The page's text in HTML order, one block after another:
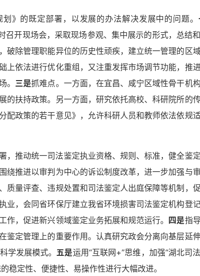
》的既定部署，以发展的办法解决发展中的问题。
开现场会，采取现场参观、集中展示的形式，总结
破除管理职能异位的历史性顽疾，建立统一管理的区
依法进行优化重组，又注重发挥市场调节功能，推
。 三是抓难点。一方面，在宜昌、咸宁区域性骨干机
扶持政策。另一方面，研究依托高校、科研院所的
政策的若干意见》，允许科研人员和教师依法依规
，推动统一司法鉴定执业资格、规则、标准，健全鉴
推进以审判为中心的诉讼制度改革，进一步加强与
量评查、违规处置和司法鉴定人出庭保障等机制，
，会同省环保厅建立我省环境损害司法鉴定机构登记
，促进新兴领域鉴定业务拓展和规范运行。 四是指
定管理上的重要作用。认真研究政会分离向基层延
学发展模式。五是运用“互联网+”思维，加强“湖北司
稳定性、便捷性、易操作性进行大幅改进。